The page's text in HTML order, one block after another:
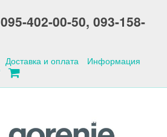
095-402-00-50, 093-158-
Доставка и оплата
Информация